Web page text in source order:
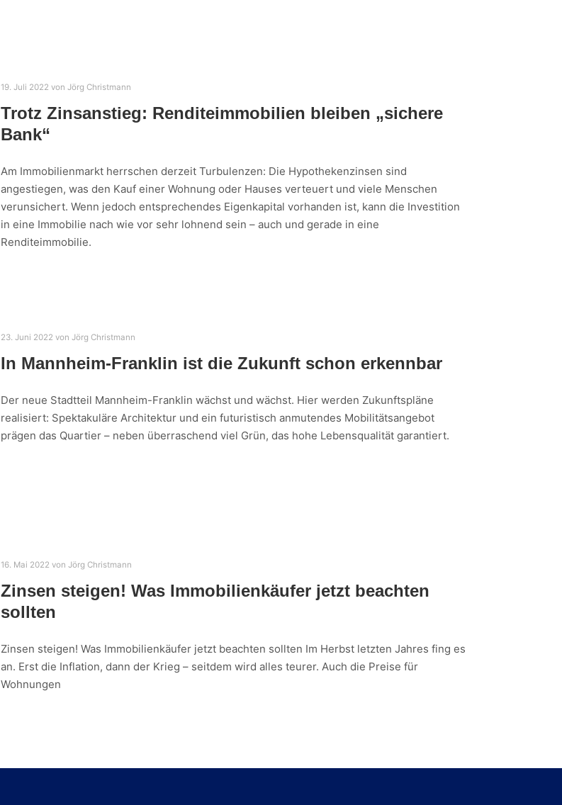
19. Juli 2022 von Jörg Christmann
Trotz Zinsanstieg: Renditeimmobilien bleiben „sichere
Bank“
Am Immobilienmarkt herrschen derzeit Turbulenzen: Die Hypothekenzinsen sind
angestiegen, was den Kauf einer Wohnung oder Hauses verteuert und viele Menschen
verunsichert. Wenn jedoch entsprechendes Eigenkapital vorhanden ist, kann die Investition
in eine Immobilie nach wie vor sehr lohnend sein – auch und gerade in eine
Renditeimmobilie.
23. Juni 2022 von Jörg Christmann
In Mannheim-Franklin ist die Zukunft schon erkennbar
Der neue Stadtteil Mannheim-Franklin wächst und wächst. Hier werden Zukunftspläne
realisiert: Spektakuläre Architektur und ein futuristisch anmutendes Mobilitätsangebot
prägen das Quartier – neben überraschend viel Grün, das hohe Lebensqualität garantiert.
16. Mai 2022 von Jörg Christmann
Zinsen steigen! Was Immobilienkäufer jetzt beachten
sollten​
Zinsen steigen! Was Immobilienkäufer jetzt beachten sollten Im Herbst letzten Jahres fing es
an. Erst die Inflation, dann der Krieg – seitdem wird alles teurer. Auch die Preise für
Wohnungen